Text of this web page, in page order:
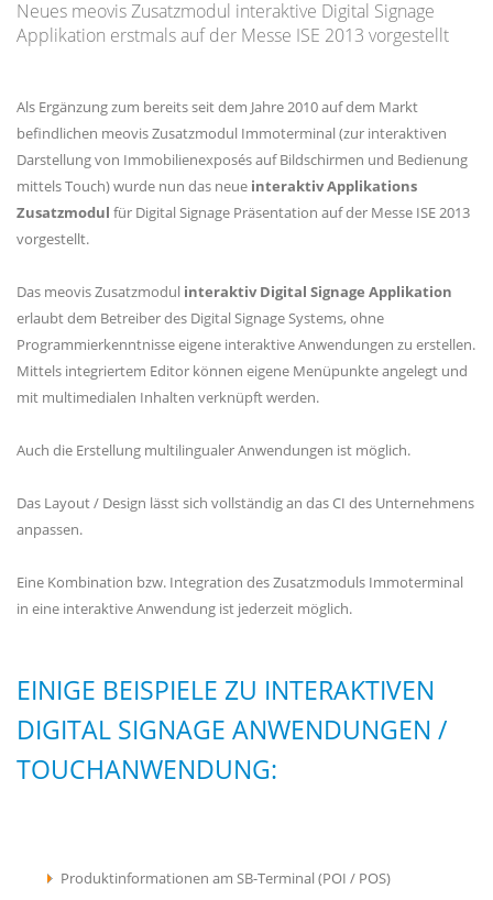
Neues meovis Zusatzmodul interaktive Digital Signage
Applikation erstmals auf der Messe ISE 2013 vorgestellt
Als Ergänzung zum bereits seit dem Jahre 2010 auf dem Markt
befindlichen meovis Zusatzmodul Immoterminal (zur interaktiven
Darstellung von Immobilienexposés auf Bildschirmen und Bedienung
mittels Touch) wurde nun das neue interaktiv Applikations
Zusatzmodul für Digital Signage Präsentation auf der Messe ISE 2013
vorgestellt.
Das meovis Zusatzmodul interaktiv Digital Signage Applikation
erlaubt dem Betreiber des Digital Signage Systems, ohne
Programmierkenntnisse eigene interaktive Anwendungen zu erstellen.
Mittels integriertem Editor können eigene Menüpunkte angelegt und
mit multimedialen Inhalten verknüpft werden.
Auch die Erstellung multilingualer Anwendungen ist möglich.
Das Layout / Design lässt sich vollständig an das CI des Unternehmens
anpassen.
Eine Kombination bzw. Integration des Zusatzmoduls Immoterminal
in eine interaktive Anwendung ist jederzeit möglich.
EINIGE BEISPIELE ZU INTERAKTIVEN
DIGITAL SIGNAGE ANWENDUNGEN /
TOUCHANWENDUNG:
Produktinformationen am SB-Terminal (POI / POS)